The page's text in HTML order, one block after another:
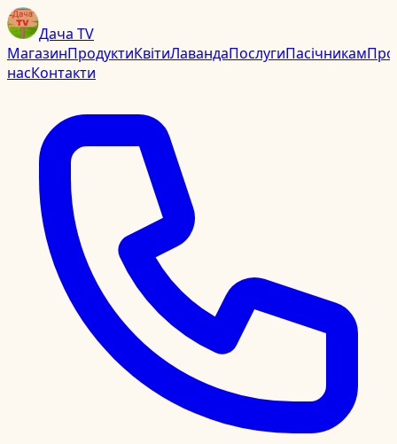
Дача TV
МагазинПродуктиКвітиЛавандаПослугиПасічникамПро
насКонтакти